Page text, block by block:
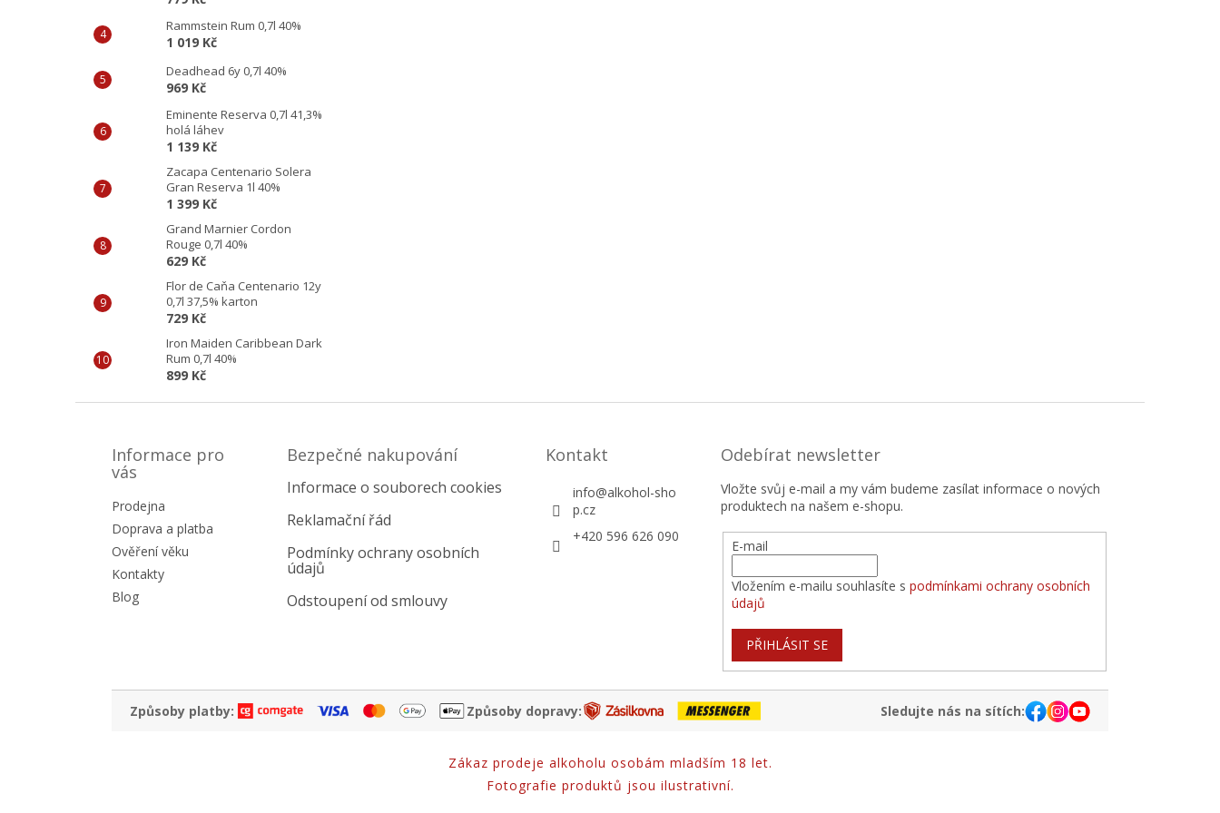
Rammstein Rum 0,7l 40%
1 019 Kč
Deadhead 6y 0,7l 40%
969 Kč
Eminente Reserva 0,7l 41,3%
holá láhev
1 139 Kč
Zacapa Centenario Solera
Gran Reserva 1l 40%
1 399 Kč
Grand Marnier Cordon
Rouge 0,7l 40%
629 Kč
Flor de Caňa Centenario 12y
0,7l 37,5% karton
729 Kč
Iron Maiden Caribbean Dark
Rum 0,7l 40%
899 Kč
Informace pro
vás
Prodejna
Doprava a platba
Ověření věku
Kontakty
Blog
Bezpečné nakupování
Informace o souborech cookies
Reklamační řád
Podmínky ochrany osobních
údajů
Odstoupení od smlouvy
Kontakt
info@alkohol-sho
p.cz
+420 596 626 090
Odebírat newsletter
Vložte svůj e-mail a my vám budeme zasílat informace o nových
produktech na našem e-shopu.
E-mail
Vložením e-mailu souhlasíte spodmínkami ochrany osobních
údajů
PŘIHLÁSIT SE
Způsoby platby: Způsoby dopravy: Sledujte nás na sítích:
Zákaz prodeje alkoholu osobám mladším 18 let.
Fotografie produktů jsou ilustrativní.